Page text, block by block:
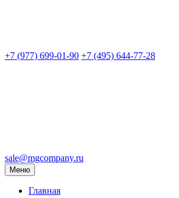
+7 (977) 699-01-90 +7 (495) 644-77-28
sale@mgcompany.ru
Меню
Главная